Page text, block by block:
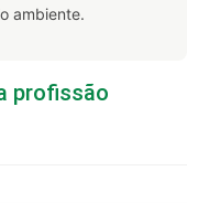
ambiente.
profissão